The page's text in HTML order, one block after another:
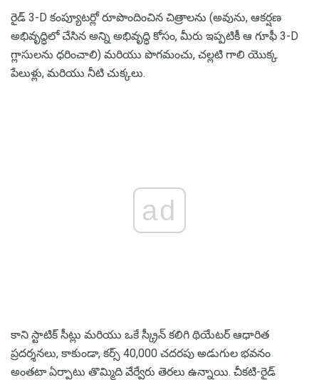
రైడ్ 3-D కంప్యూటర్లో రూపొందించిన చిత్రాలను (అవును, ఆకర్షణ
అభివృద్ధిలో చేసిన అన్ని అభివృద్ధి కోసం, మీరు ఇప్పటికీ ఆ గూఫీ 3-D
గ్లాసులను ధరించాలి) మరియు పొగమంచు, చల్లటి గాలి యొక్క
పేలుళ్లు, మరియు నీటి చుక్కలు.
ad
కాని స్టాటిక్ సీట్లు మరియు ఒకే స్క్రీన్ కలిగి థియేటర్ ఆధారిత
ప్రదర్శనలు, కాకుండా, కర్స్ 40,000 చదరపు అడుగుల భవనం
అంతటా ఏర్పాటు తొమ్మిది వేర్వేరు తెరలు ఉన్నాయి. చీకటి-రైడ్